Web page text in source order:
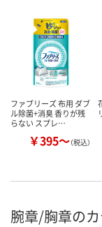
ファブリーズ 布用 ダブ
ル除菌+消臭 香りが残
らない スプレ…
￥395～（税込）
腕章/胸章の